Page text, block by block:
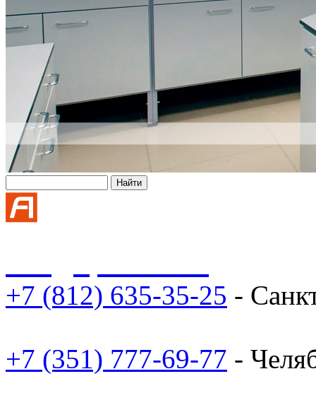
+7 (812) 635-35-25 -
+7 (351) 777-69-77 -